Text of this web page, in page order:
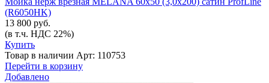
(R6050HK)
13 800 руб.
(в т.ч. НДС 22%)
Купить
Товар в наличии Арт: 110753
Перейти в корзину
Добавлено